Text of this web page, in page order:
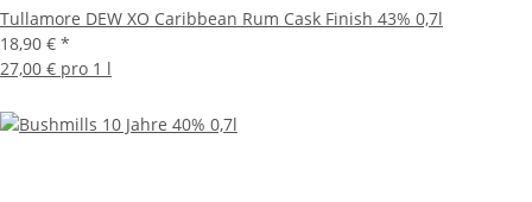
Tullamore DEW XO Caribbean Rum Cask Finish 43% 0,7l
18,90 € *
27,00 € pro 1 l